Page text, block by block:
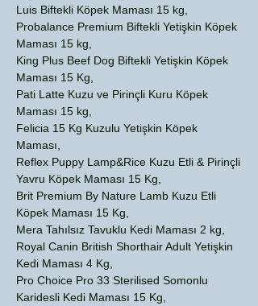
Luis Biftekli Köpek Maması 15 kg,
Probalance Premium Biftekli Yetişkin Köpek
Maması 15 kg,
King Plus Beef Dog Biftekli Yetişkin Köpek
Maması 15 Kg,
Pati Latte Kuzu ve Pirinçli Kuru Köpek
Maması 15 kg,
Felicia 15 Kg Kuzulu Yetişkin Köpek
Maması,
Reflex Puppy Lamp&Rice Kuzu Etli & Pirinçli
Yavru Köpek Maması 15 Kg,
Brit Premium By Nature Lamb Kuzu Etli
Köpek Maması 15 Kg,
Mera Tahılsız Tavuklu Kedi Maması 2 kg,
Royal Canin British Shorthair Adult Yetişkin
Kedi Maması 4 Kg,
Pro Choice Pro 33 Sterilised Somonlu
Karidesli Kedi Maması 15 Kg,